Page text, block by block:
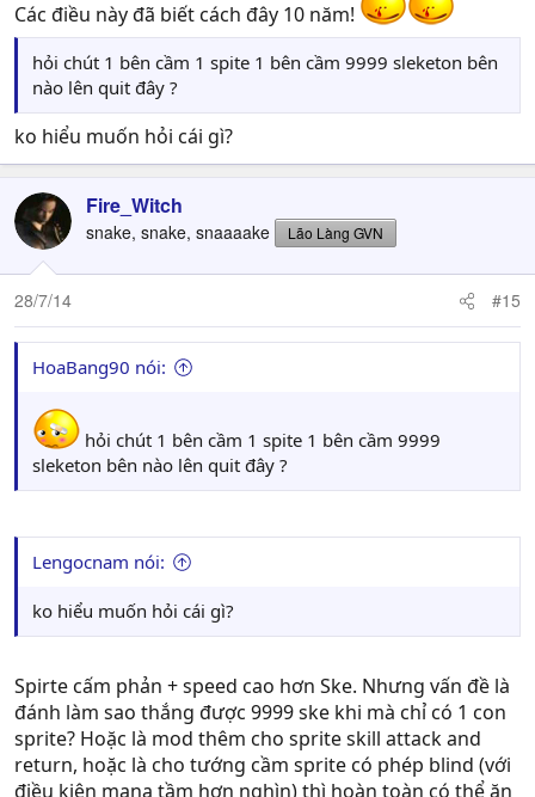
Các điều này đã biết cách đây 10 năm!
hỏi chút 1 bên cầm 1 spite 1 bên cầm 9999 sleketon bên
nào lên quit đây ?
ko hiểu muốn hỏi cái gì?
Fire_Witch
snake, snake, snaaaake Lão Làng GVN
28/7/14 #15
HoaBang90 nói:
hỏi chút 1 bên cầm 1 spite 1 bên cầm 9999
sleketon bên nào lên quit đây ?
Lengocnam nói:
ko hiểu muốn hỏi cái gì?
Spirte cấm phản + speed cao hơn Ske. Nhưng vấn đề là
đánh làm sao thắng được 9999 ske khi mà chỉ có 1 con
sprite? Hoặc là mod thêm cho sprite skill attack and
return, hoặc là cho tướng cầm sprite có phép blind (với
điều kiện mana tầm hơn nghìn) thì hoàn toàn có thể ăn